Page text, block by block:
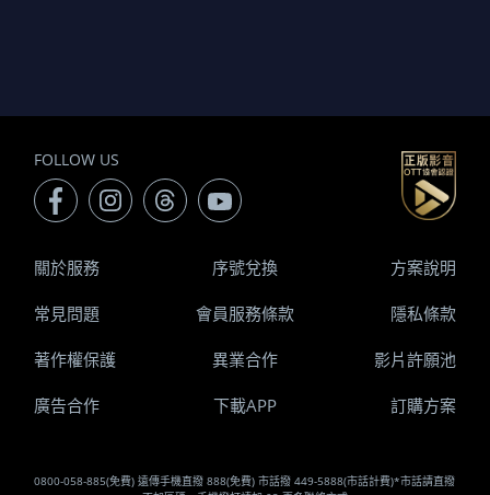
FOLLOW US
0800-058-885(免費) 遠傳手機直撥 888(免費) 市話撥 449-5888(市話計費)*市話請直撥
關於服務 序號兌換 方案說明
常見問題 會員服務條款 隱私條款
著作權保護 異業合作 影片許願池
廣告合作 下載APP 訂購方案